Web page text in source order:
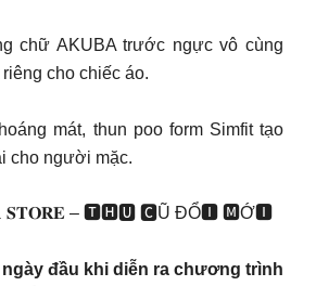
chữ AKUBA trước ngực vô cùng
cho chiếc áo.
mát, thun poo form Simfit tạo
cho người mặc.
𝐒𝐓𝐎𝐑𝐄 – 🆃🅷🆄 🅲Ũ ĐỔ🅸 🅼Ớ🅸
đầu khi diễn ra chương trình